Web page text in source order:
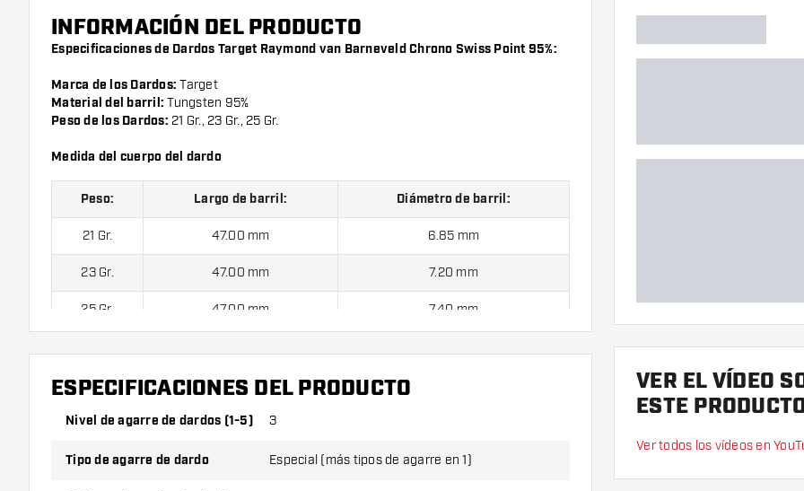
INFORMACIÓN DEL PRODUCTO
Especificaciones de Dardos Target Raymond van Barneveld Chrono Swiss Point 95%:
Marca de los Dardos: Target
Material del barril: Tungsten 95%
Peso de los Dardos: 21 Gr., 23 Gr., 25 Gr.
Medida del cuerpo del dardo
Peso: Largo de barril: Diámetro de barril:
21 Gr. 47.00 mm 6.85 mm
23 Gr. 47.00 mm 7.20 mm
25 Gr. 47.00 mm 7.40 mm
dardos (3 cuerpos), 1 juego de cañas (3 cañas) y 1 juego de plumas (3 plumas).
ESPECIFICACIONES DEL PRODUCTO
Nivel de agarre de dardos (1-5) 3
Tipo de agarre de dardo Especial (más tipos de agarre en 1)
VER EL VÍDEO
ESTE
Ver todos los vídeos en